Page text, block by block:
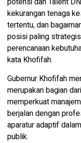
kekurangan tenaga
tertentu, dan
posisi paling
perencanaan
kata Khofifah.
Gubernur Khofifah
merupakan bagian
memperkuat
berjalan dengan
aparatur adaptif
publik.